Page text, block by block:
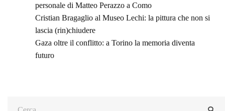
personale di Matteo Perazzo a Como
Cristian Bragaglio al Museo Lechi: la pittura che non si
lascia (rin)chiudere
Gaza oltre il conflitto: a Torino la memoria diventa
futuro